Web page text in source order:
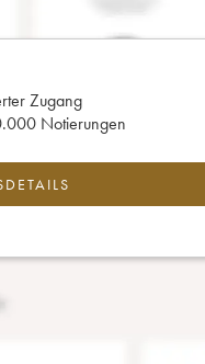
Zugang
Notierungen